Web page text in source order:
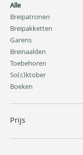
Alle
Breipatronen
Breipakketten
Garens
Breinaalden
Toebehoren
So(c)ktober
Boeken
Prijs